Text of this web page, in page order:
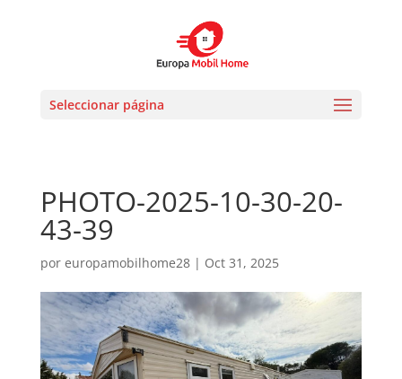
Seleccionar página
PHOTO-2025-10-30-20-
43-39
por europamobilhome28| Oct 31, 2025